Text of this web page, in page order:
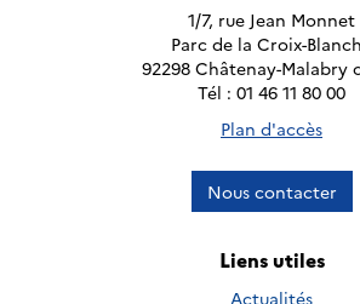
1/7, rue Jean Monnet
Parc de la Croix-
92298 Châtenay-Malabry
Tél : 01 46 11 80 00
Plan d'accès
Nous contacter
Liens utiles
Actualités